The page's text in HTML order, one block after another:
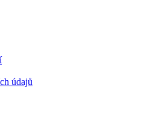
údajů